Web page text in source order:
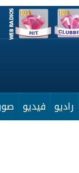
راديو فيديو